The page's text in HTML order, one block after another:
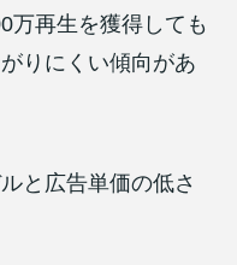
万再生を獲得しても
りにくい傾向があ
と広告単価の低さ